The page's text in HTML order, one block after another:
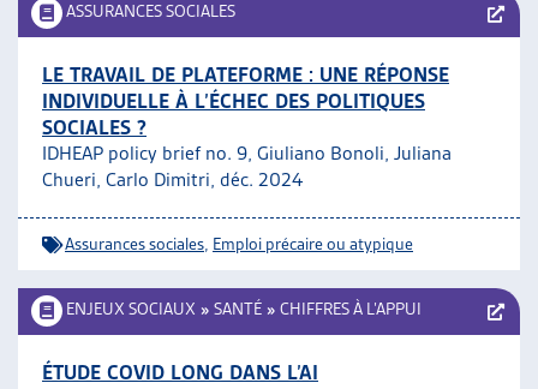
ASSURANCES SOCIALES
LE TRAVAIL DE PLATEFORME : UNE RÉPONSE
INDIVIDUELLE À L’ÉCHEC DES POLITIQUES
SOCIALES ?
IDHEAP policy brief no. 9, Giuliano Bonoli, Juliana
Chueri, Carlo Dimitri, déc. 2024
Assurances sociales Emploi précaire ou atypique
ENJEUX SOCIAUX » SANTÉ » CHIFFRES À L’APPUI
ÉTUDE COVID LONG DANS L’AI